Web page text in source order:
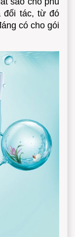
đối tác, từ đó
có cho gói